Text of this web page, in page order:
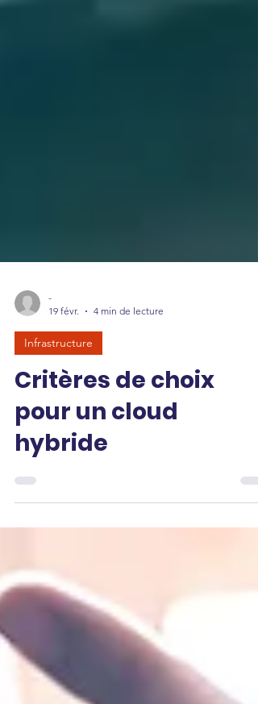
19 févr.
Infrastructure
Critères de choix
pour un cloud
hybride